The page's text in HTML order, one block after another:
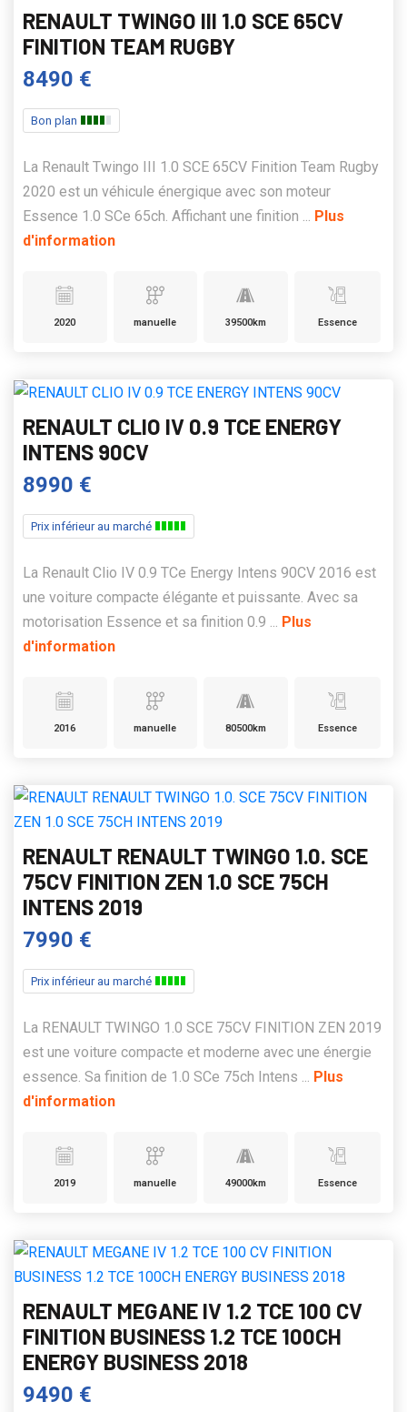
RENAULT TWINGO III 1.0 SCE 65CV
FINITION TEAM RUGBY
8490 €
Bon plan
La Renault Twingo III 1.0 SCE 65CV Finition Team Rugby
2020 est un véhicule énergique avec son moteur
Essence 1.0 SCe 65ch. Affichant une finition ... Plus
d'information
2020 manuelle 39500km Essence
RENAULT CLIO IV 0.9 TCE ENERGY
INTENS 90CV
8990 €
Prix inférieur au marché
La Renault Clio IV 0.9 TCe Energy Intens 90CV 2016 est
une voiture compacte élégante et puissante. Avec sa
motorisation Essence et sa finition 0.9 ... Plus
d'information
2016 manuelle 80500km Essence
RENAULT RENAULT TWINGO 1.0. SCE
75CV FINITION ZEN 1.0 SCE 75CH
INTENS 2019
7990 €
Prix inférieur au marché
La RENAULT TWINGO 1.0 SCE 75CV FINITION ZEN 2019
est une voiture compacte et moderne avec une énergie
essence. Sa finition de 1.0 SCe 75ch Intens ... Plus
d'information
2019 manuelle 49000km Essence
RENAULT MEGANE IV 1.2 TCE 100 CV
FINITION BUSINESS 1.2 TCE 100CH
ENERGY BUSINESS 2018
9490 €